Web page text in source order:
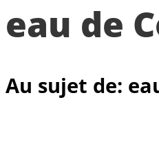
eau de
Au sujet de: